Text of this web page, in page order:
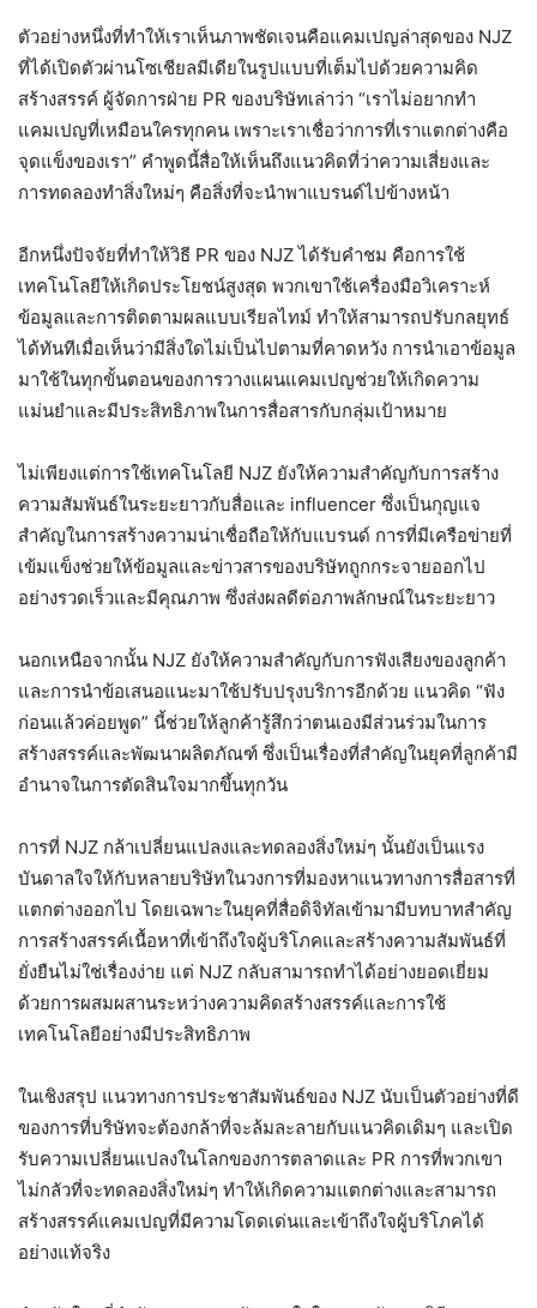
ตัวอย่างหนึ่งที่ทำให้เราเห็นภาพชัดเจนคือแคมเปญล่าสุดของ NJZ
ที่ได้เปิดตัวผ่านโซเชียลมีเดียในรูปแบบที่เต็มไปด้วยความคิด
สร้างสรรค์ ผู้จัดการฝ่าย PR ของบริษัทเล่าว่า “เราไม่อยากทำ
แคมเปญที่เหมือนใครทุกคน เพราะเราเชื่อว่าการที่เราแตกต่างคือ
จุดแข็งของเรา” คำพูดนี้สื่อให้เห็นถึงแนวคิดที่ว่าความเสี่ยงและ
การทดลองทำสิ่งใหม่ๆ คือสิ่งที่จะนำพาแบรนด์ไปข้างหน้า
อีกหนึ่งปัจจัยที่ทำให้วิธี PR ของ NJZ ได้รับคำชม คือการใช้
เทคโนโลยีให้เกิดประโยชน์สูงสุด พวกเขาใช้เครื่องมือวิเคราะห์
ข้อมูลและการติดตามผลแบบเรียลไทม์ ทำให้สามารถปรับกลยุทธ์
ได้ทันทีเมื่อเห็นว่ามีสิ่งใดไม่เป็นไปตามที่คาดหวัง การนำเอาข้อมูล
มาใช้ในทุกขั้นตอนของการวางแผนแคมเปญช่วยให้เกิดความ
แม่นยำและมีประสิทธิภาพในการสื่อสารกับกลุ่มเป้าหมาย
ไม่เพียงแต่การใช้เทคโนโลยี NJZ ยังให้ความสำคัญกับการสร้าง
ความสัมพันธ์ในระยะยาวกับสื่อและ influencer ซึ่งเป็นกุญแจ
สำคัญในการสร้างความน่าเชื่อถือให้กับแบรนด์ การที่มีเครือข่ายที่
เข้มแข็งช่วยให้ข้อมูลและข่าวสารของบริษัทถูกกระจายออกไป
อย่างรวดเร็วและมีคุณภาพ ซึ่งส่งผลดีต่อภาพลักษณ์ในระยะยาว
นอกเหนือจากนั้น NJZ ยังให้ความสำคัญกับการฟังเสียงของลูกค้า
และการนำข้อเสนอแนะมาใช้ปรับปรุงบริการอีกด้วย แนวคิด “ฟัง
ก่อนแล้วค่อยพูด” นี้ช่วยให้ลูกค้ารู้สึกว่าตนเองมีส่วนร่วมในการ
สร้างสรรค์และพัฒนาผลิตภัณฑ์ ซึ่งเป็นเรื่องที่สำคัญในยุคที่ลูกค้ามี
อำนาจในการตัดสินใจมากขึ้นทุกวัน
การที่ NJZ กล้าเปลี่ยนแปลงและทดลองสิ่งใหม่ๆ นั้นยังเป็นแรง
บันดาลใจให้กับหลายบริษัทในวงการที่มองหาแนวทางการสื่อสารที่
แตกต่างออกไป โดยเฉพาะในยุคที่สื่อดิจิทัลเข้ามามีบทบาทสำคัญ
การสร้างสรรค์เนื้อหาที่เข้าถึงใจผู้บริโภคและสร้างความสัมพันธ์ที่
ยั่งยืนไม่ใช่เรื่องง่าย แต่ NJZ กลับสามารถทำได้อย่างยอดเยี่ยม
ด้วยการผสมผสานระหว่างความคิดสร้างสรรค์และการใช้
เทคโนโลยีอย่างมีประสิทธิภาพ
ในเชิงสรุป แนวทางการประชาสัมพันธ์ของ NJZ นับเป็นตัวอย่างที่ดี
ของการที่บริษัทจะต้องกล้าที่จะล้มละลายกับแนวคิดเดิมๆ และเปิด
รับความเปลี่ยนแปลงในโลกของการตลาดและ PR การที่พวกเขา
ไม่กลัวที่จะทดลองสิ่งใหม่ๆ ทำให้เกิดความแตกต่างและสามารถ
สร้างสรรค์แคมเปญที่มีความโดดเด่นและเข้าถึงใจผู้บริโภคได้
อย่างแท้จริง